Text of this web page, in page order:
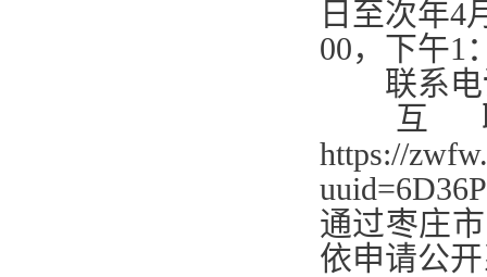
日至次年4
00，下午1
联系电
互
https://
通过枣庄
依申请公